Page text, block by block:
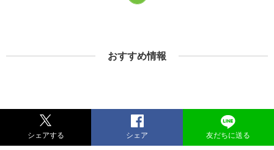
おすすめ情報
シェアする シェア 友だちに送る